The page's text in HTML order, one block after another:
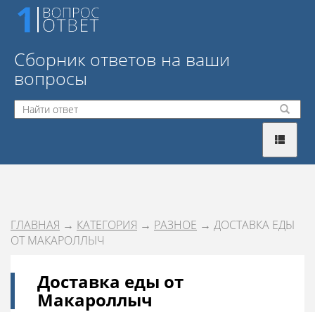
Сборник ответов на ваши
вопросы
ГЛАВНАЯ → КАТЕГОРИЯ → РАЗНОЕ → ДОСТАВКА ЕДЫ
ОТ МАКАРОЛЛЫЧ
Доставка еды от
Макароллыч